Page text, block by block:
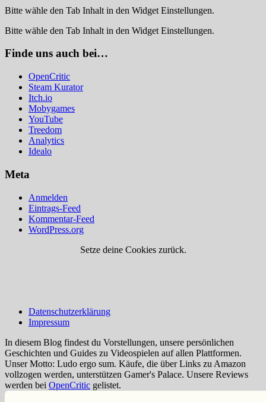
Bitte wähle den Tab Inhalt in den Widget Einstellungen.
Bitte wähle den Tab Inhalt in den Widget Einstellungen.
Finde uns auch bei…
OpenCritic
Steam Kurator
Itch.io
Mobygames
YouTube
Treedom
Analytics
Idealo
Meta
Anmelden
Eintrags-Feed
Kommentar-Feed
WordPress.org
Setze deine Cookies zurück.
Datenschutzerklärung
Impressum
In diesem Blog findest du Vorstellungen, unsere persönlichen
Geschichten und Guides zu Videospielen auf allen Plattformen.
Unser Motto: Ludo ergo sum. Käufe, die über Links zu Amazon
vollzogen werden, unterstützen Gamer's Palace. Unsere Reviews
werden bei OpenCritic gelistet.